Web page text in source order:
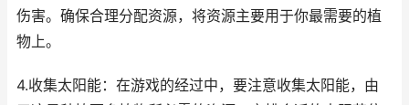
伤害。确保合理分配资源，将资源主要用于你最需要的植
物上。
4.收集太阳能：在游戏的经过中，要注意收集太阳能，由